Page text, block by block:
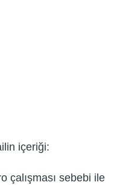
içeriği:
çalışması sebebi ile